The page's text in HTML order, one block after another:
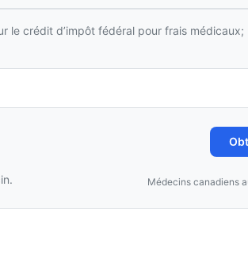
le crédit d’impôt fédéral pour frais médicaux;
Médecins canadiens